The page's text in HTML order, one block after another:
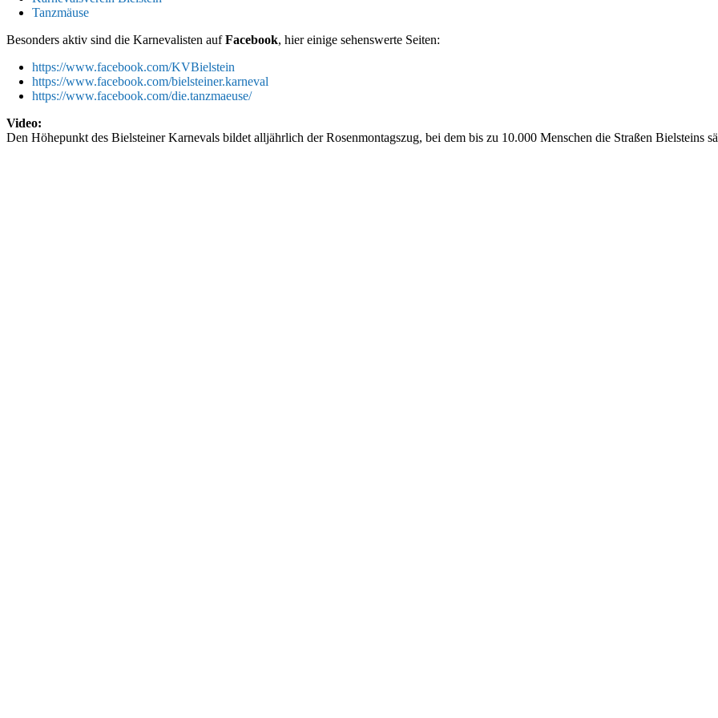
Tanzmäuse
Besonders aktiv sind die Karnevalisten aufFacebook, hier einige sehenswerte Seiten:
https://www.facebook.com/KVBielstein
https://www.facebook.com/bielsteiner.karneval
https://www.facebook.com/die.tanzmaeuse/
Video:
Den Höhepunkt des Bielsteiner Karnevals bildet alljährlich der Rosenmontagszug, bei dem bis zu 10.000 Menschen die Straßen Bielsteins